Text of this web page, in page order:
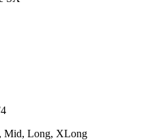
Mid, Long, XLong